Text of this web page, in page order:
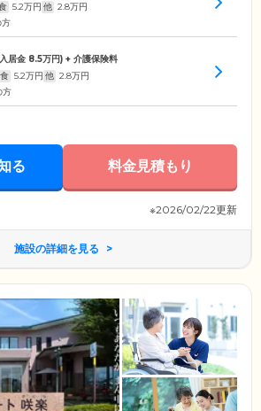
5.2万円 他 2.8万円
方
居金 8.5万円) + 介護保険料
食 5.2万円 他 2.8万円
方
る 料金見積もり
※2026/02/22更新
施設の詳細を見る